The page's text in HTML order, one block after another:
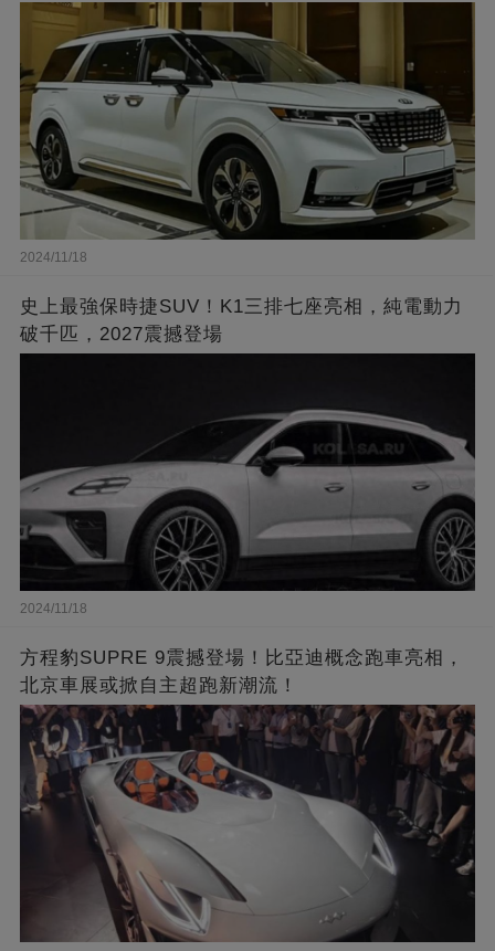
2024/11/18
史上最強保時捷SUV！K1三排七座亮相，純電動力
破千匹，2027震撼登場
2024/11/18
方程豹SUPRE 9震撼登場！比亞迪概念跑車亮相，
北京車展或掀自主超跑新潮流！